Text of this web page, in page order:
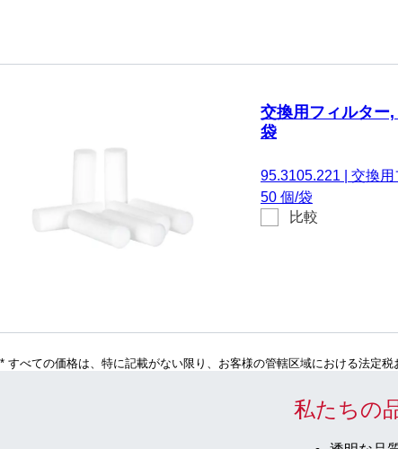
交換用フィルタ
袋
95.3105.221
交換用
50 個/袋
比較
* すべての価格は、特に記載がない限り、お客様の管轄区域における法定
私たちの